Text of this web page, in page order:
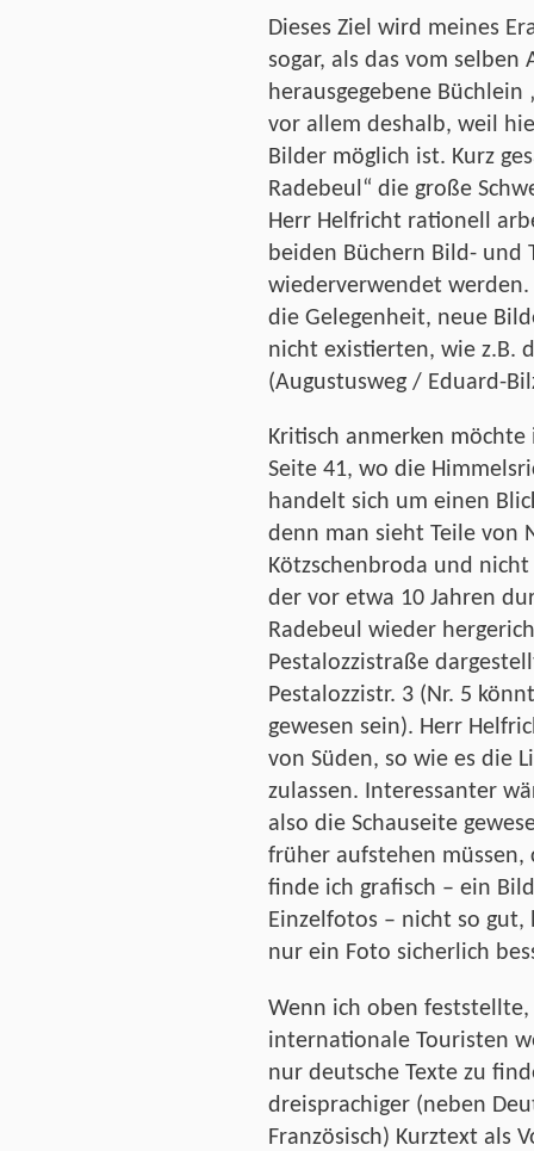
Dieses Ziel wird meines
sogar, als das vom selben
herausgegebene Büchlein
vor allem deshalb, weil
Bilder möglich ist. Kurz
Radebeul“ die große
Herr Helfricht rationell
beiden Büchern Bild- und
wiederverwendet
die Gelegenheit, neue
nicht existierten, wie z.B.
(Augustusweg / Eduard-
Kritisch anmerken
Seite 41, wo die
handelt sich um einen
denn man sieht Teile von
Kötzschenbroda und
der vor etwa 10 Jahren
Radebeul wieder
Pestalozzistraße
Pestalozzistr. 3 (Nr. 5
gewesen sein). Herr
von Süden, so wie es die
zulassen. Interessanter
also die Schauseite
früher aufstehen müssen,
finde ich grafisch – ein
Einzelfotos – nicht so
nur ein Foto sicherlich
Wenn ich oben feststellte,
internationale Touristen
nur deutsche Texte zu
dreisprachiger (neben
Französisch) Kurztext als